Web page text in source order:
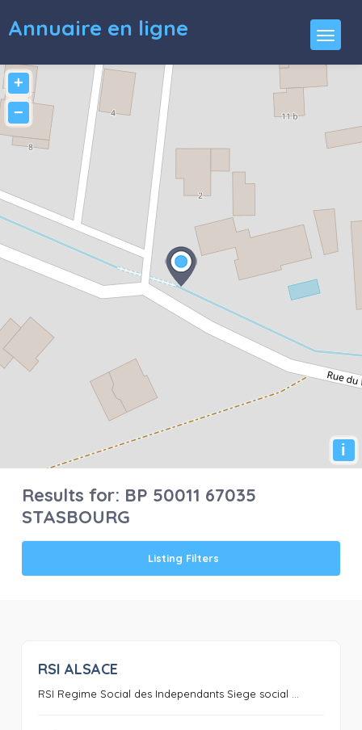
Annuaire en ligne
+
−
i
Results for: BP 50011 67035
STASBOURG
Listing Filters
RSI ALSACE
RSI Regime Social des Independants Siege social ...